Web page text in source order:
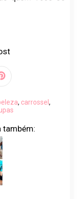
, carrossel ,
também: